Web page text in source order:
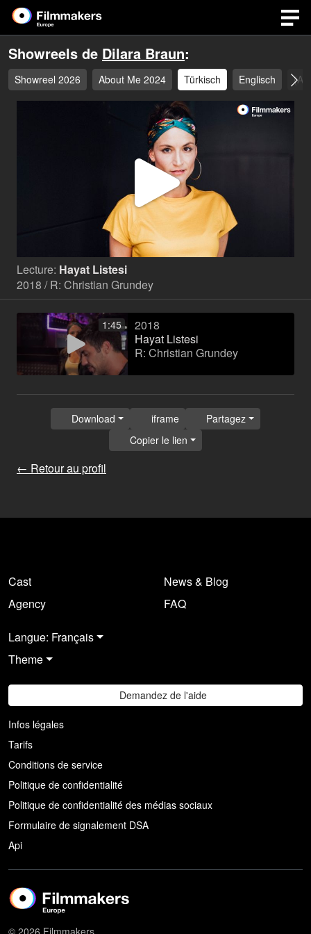
Showreels de Dilara Braun:
Showreel 2026 About Me 2024 Türkisch Englisch
Lire
la
vidéo
Lecture: Hayat Listesi
2018 / R: Christian Grundey
1:45
2018
Hayat Listesi
R: Christian Grundey
← Retour au profil
Download iframe
Partagez
Copier le lien
Cast
Agency
News & Blog
FAQ
Langue: Français
Theme
Demandez de l'aide
Infos légales
Tarifs
Conditions de service
Politique de confidentialité
Politique de confidentialité des médias sociaux
Formulaire de signalement DSA
Api
© 2026 Filmmakers